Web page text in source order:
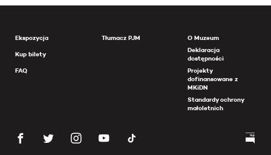
Ekspozycja
Kup bilety
FAQ
Tłumacz PJM
O Muzeum
Deklaracja
dostępności
Projekty
dofinansowane z
MKiDN
Standardy ochrony
małoletnich